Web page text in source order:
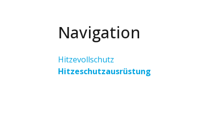
Navigation
Hitzevollschutz
Hitzeschutzausrüstung